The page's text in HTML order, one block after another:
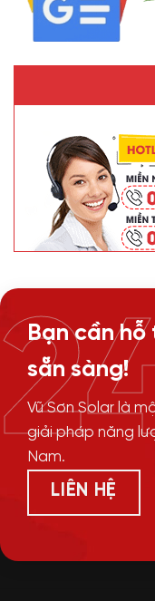
Bạn cần
sẵn sàng!
Vũ Sơn Solar là
giải pháp năng
Nam.
LIÊN HỆ